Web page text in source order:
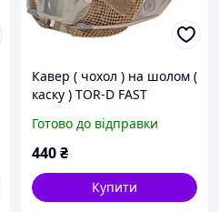
Кавер ( чохол ) на шолом (
каску ) TOR-D FAST
Готово до відправки
440₴
Купити